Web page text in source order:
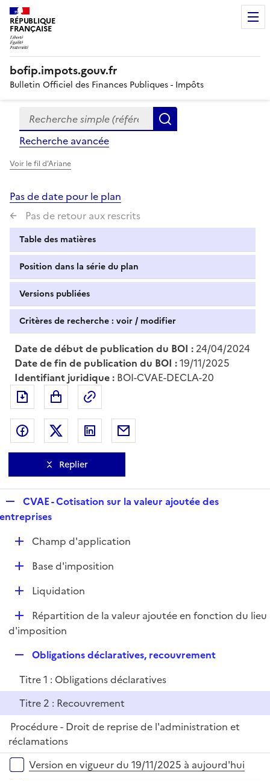
RÉPUBLIQUE
FRANÇAISE
bofip.impots.gouv.fr
Bulletin Officiel des Finances Publiques - Impôts
Formulaire
de
recherche
Recherche simple (références, mots clés, partie du
Recherche avancée
Voir le fil d'Ariane
Pas de date pour le plan
Pas de retour aux rescrits
Table des matières
Position dans la série du plan
Versions publiées
Critères de recherche : voir / modifier
Date de début de publication du BOI : 24/04/2024
Date de fin de publication du BOI :19/11/2025
Identifiant juridique : BOI-CVAE-DECLA-20
Exporter le document au format pdf
Partager sur Facebook
Partager sur Twitter
Partager sur LinkedIn
Replier
e
l
i
e
r
CVAE - Cotisation sur la valeur ajoutée des
entreprises
D
r
Champ d'application
D
e
Base d'imposition
D
l
r
Liquidation
D
é
i
e
r
Répartition de la valeur ajoutée en fonction du lieu
d'imposition
p
l
i
e
r
Obligations déclaratives, recouvrement
Titre 1 : Obligations déclaratives
Titre 2 : Recouvrement
Procédure - Droit de reprise de l'administration et
réclamations
Versions sur la période
Version en vigueur du 19/11/2025 à aujourd'hui